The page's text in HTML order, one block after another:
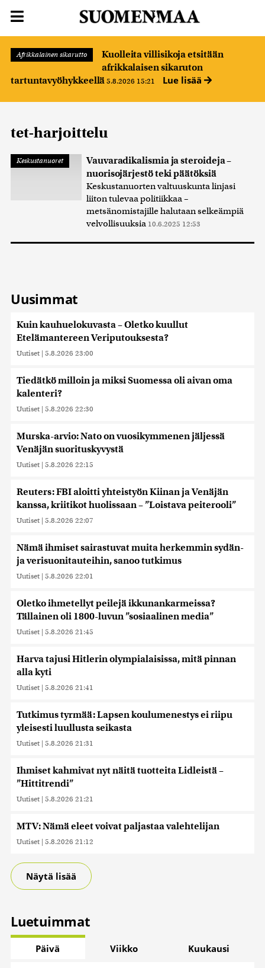
Afrikkalainen sikarutto
Kuolleita villisikoja etsitään
afrikkalaisen sikaruton
tartuntavyöhykkeellä 5.8.2026 15:21 Lue lisää
tet-harjoittelu
Keskustanuoret
Vauvaradikalismia ja steroideja –
nuorisojärjestö teki päätöksiä
Keskustanuorten valtuuskunta linjasi
liiton tulevaa politiikkaa –
metsänomistajille halutaan selkeämpiä
velvollisuuksia 10.6.2025 12:53
Uusimmat
Kuin kauhuelokuvasta – Oletko kuullut
Etelämantereen Veriputouksesta?
Uutiset | 5.8.2026 23:00
Tiedätkö milloin ja miksi Suomessa oli aivan oma
kalenteri?
Uutiset | 5.8.2026 22:30
Murska-arvio: Nato on vuosikymmenen jäljessä
Venäjän suorituskyvystä
Uutiset | 5.8.2026 22:15
Reuters: FBI aloitti yhteistyön Kiinan ja Venäjän
kanssa, kriitikot huolissaan – ”Loistava peiterooli”
Uutiset | 5.8.2026 22:07
Nämä ihmiset sairastuvat muita herkemmin sydän-
ja verisuonitauteihin, sanoo tutkimus
Uutiset | 5.8.2026 22:01
Oletko ihmetellyt peilejä ikkunankarmeissa?
Tällainen oli 1800-luvun ”sosiaalinen media”
Uutiset | 5.8.2026 21:45
Harva tajusi Hitlerin olympialaisissa, mitä pinnan
alla kyti
Uutiset | 5.8.2026 21:41
Tutkimus tyrmää: Lapsen koulumenestys ei riipu
yleisesti luullusta seikasta
Uutiset | 5.8.2026 21:31
Ihmiset kahmivat nyt näitä tuotteita Lidleistä –
”Hittitrendi”
Uutiset | 5.8.2026 21:21
MTV: Nämä eleet voivat paljastaa valehtelijan
Uutiset | 5.8.2026 21:12
Näytä lisää
Luetuimmat
Päivä Viikko Kuukausi